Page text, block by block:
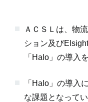
ＡＣＳＬは、物
ション及び
「Halo」の導入
「Halo」の導入
な課題となって